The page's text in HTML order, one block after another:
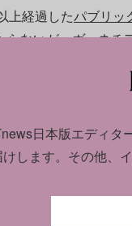
上経過したパブリッ
ないが、ヴェネチ
とになった。その
・スガルビは、
係ありません。ま
家からの修復許可
術を）保護するこ
日本版エディタ
します。 その他、